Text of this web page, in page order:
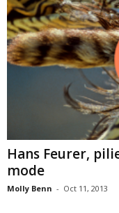
Hans Feurer,
mode
Molly Benn - Oct 11, 2013